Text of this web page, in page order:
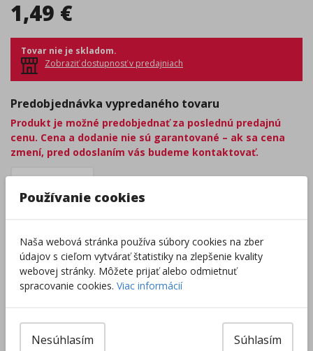
1,49 €
Tovar nie je skladom.
Zobraziť dostupnosť v predajniach
Predobjednávka vypredaného tovaru
Produkt je možné predobjednať za poslednú predajnú
cenu. Cena a dodanie nie sú garantované – ak sa cena
zmení, pred odoslaním vás budeme kontaktovať.
Pri nákupe zaďalších 49.00€
získatedopravu zadarmo.
Rozdávame
na podporu vzdelávania.
Používanie cookies
Naša webová stránka používa súbory cookies na zber
údajov s cieľom vytvárať štatistiky na zlepšenie kvality
webovej stránky. Môžete prijať alebo odmietnuť
spracovanie cookies. Viac informácií
Súhlasím
Nesúhlasím